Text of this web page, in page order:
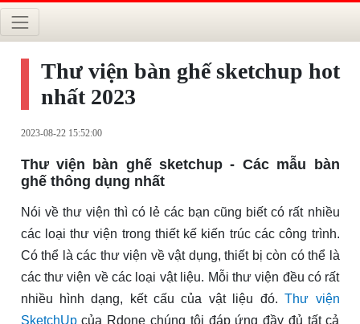
Thư viện bàn ghế sketchup hot
nhất 2023
2023-08-22 15:52:00
Thư viện bàn ghế sketchup - Các mẫu bàn
ghế thông dụng nhất
Nói về thư viện thì có lẻ các bạn cũng biết có rất nhiều
các loại thư viện trong thiết kế kiến trúc các công trình.
Có thể là các thư viện về vật dụng, thiết bị còn có thể là
các thư viện về các loại vật liệu. Mỗi thư viện đều có rất
nhiều hình dạng, kết cấu của vật liệu đó.Thư viện
SketchUpcủa Rdone chúng tôi đáp ứng đầy đủ tất cả